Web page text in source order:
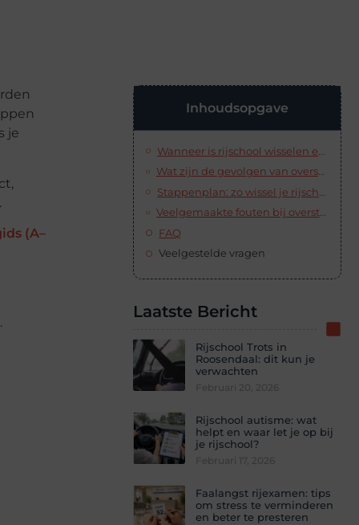
je
(A–
Inhoudsopgave
Wat zijn de gevolgen van overstappen? (kosten, lessen, CBR)
FAQ
Veelgestelde vragen
Laatste Bericht
Rijschool Trots in
Roosendaal: dit kun je
verwachten
Rijschool autisme: wat
helpt en waar let je op bij
je rijschool?
Faalangst rijexamen: tips
om stress te verminderen
en beter te presteren